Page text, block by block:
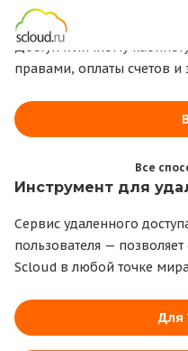
1С всегда под рукой
Доступ к личному
правами, оплаты счетов и
Все
Инструмент для
Сервис удаленного
пользователя —
Scloud в любой точке
Для